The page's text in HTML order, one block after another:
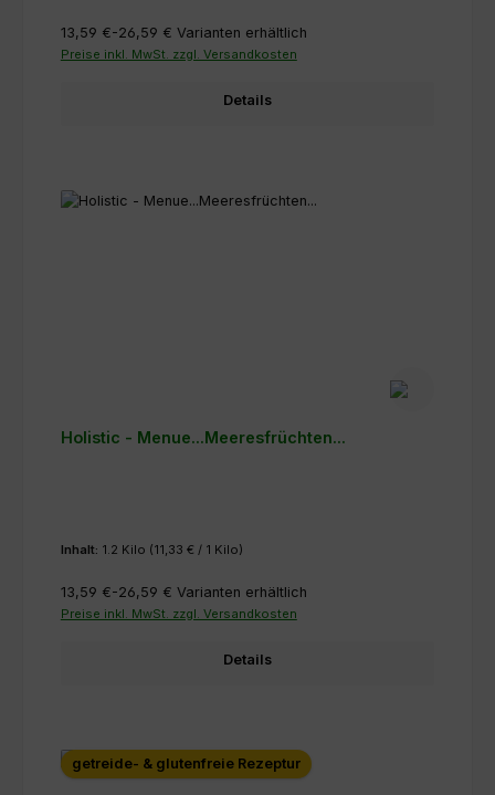
13,59 €-26,59 € Varianten erhältlich
Preise inkl. MwSt. zzgl. Versandkosten
Details
Holistic - Menue...Meeresfrüchten...
Inhalt: 1.2 Kilo (11,33 € / 1 Kilo)
13,59 €-26,59 € Varianten erhältlich
Preise inkl. MwSt. zzgl. Versandkosten
Details
getreide- & glutenfreie Rezeptur